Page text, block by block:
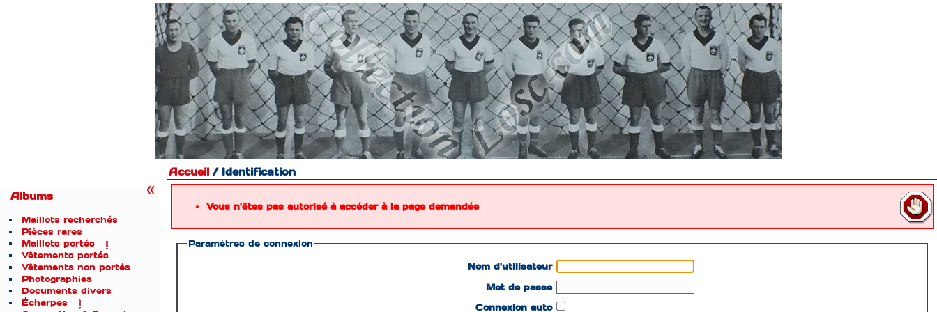
Albums
Maillots recherchés
Pièces rares
Maillots portés
Vêtements portés
Vêtements non portés
Photographies
Documents divers
Écharpes
Accueil / Identification
Vous n'êtes pas autorisé à accéder à la page demandée
Paramètres de connexion
Nom d'utilisateur
Mot de passe
Connexion auto